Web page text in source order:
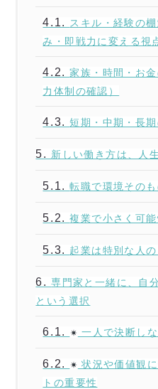
4.1.
スキル・経験の
み・即戦力に変える視
4.2.家族・時間・お
力体制の確認）
4.3. 短期・中期・長
5. 新しい働き方は、人
5.1.転職で環境その
5.2.複業で小さく可
5.3. 起業は特別な人
6.専門家と一緒に、自
という選択
6.1. 一人で決断し
6.2.
状況や価値観
トの重要性